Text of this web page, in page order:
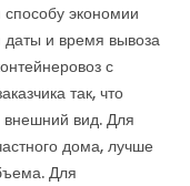
экономии
даты и время вывоза
с
так, что
внешний вид. Для
дома, лучше
Для